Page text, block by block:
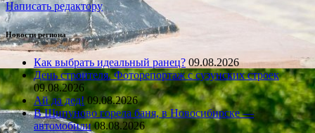
Написать редактору
Новости региона
Как выбрать идеальный ранец? 09.08.2026
День строителя. Фоторепортаж с сузунских строек
09.08.2026
Ай да дед! 09.08.2026
В Шипуново горела баня, в Новосибирске —
автомобили 08.08.2026